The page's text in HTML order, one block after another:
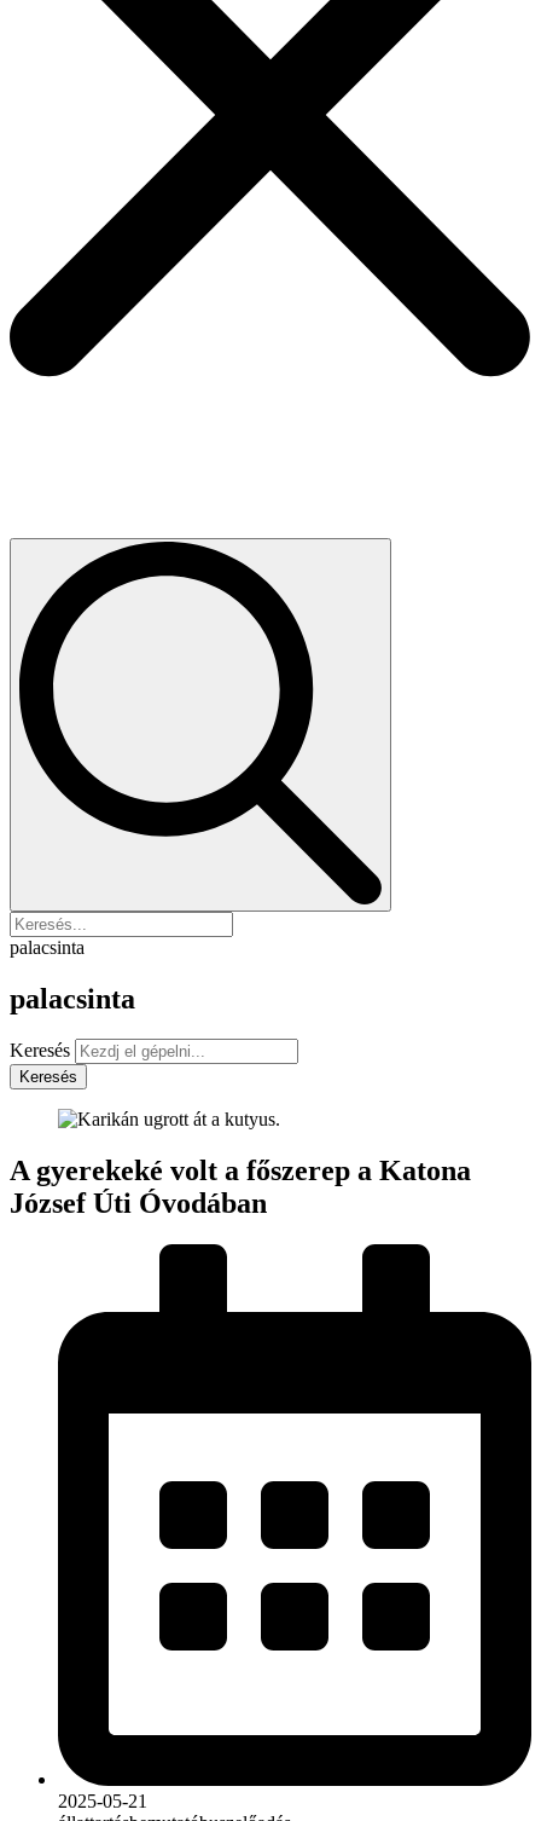
palacsinta
palacsinta
Keresés
Keresés
A gyerekeké volt a főszerep a Katona
József Úti Óvodában
2025-05-21